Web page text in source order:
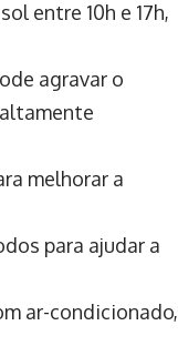
entre 10h e 17h,
agravar o
melhorar a
para ajudar a
ar-condicionado,